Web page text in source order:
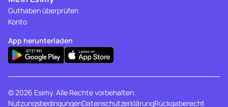
Guthaben überprüfen
Konto
App herunterladen
© 2026 Esimy. Alle Rechte vorbehalten.
NutzungsbedingungenDatenschutzerklärungRückgaberecht